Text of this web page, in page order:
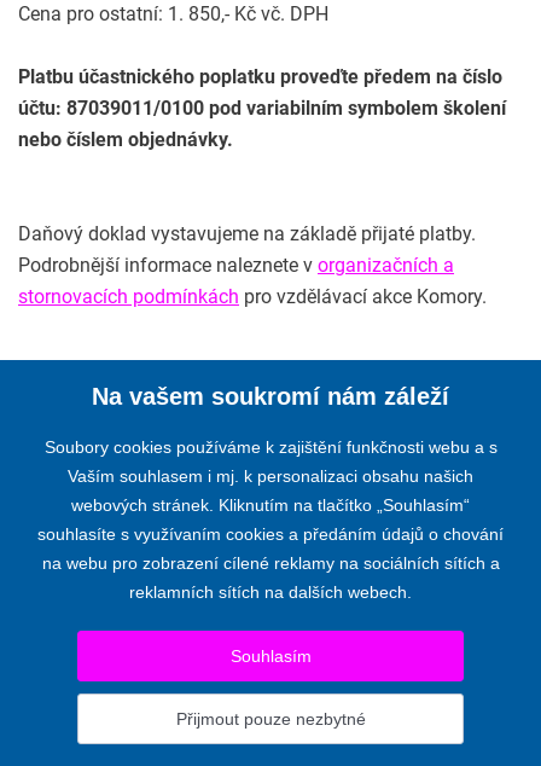
Cena pro ostatní: 1. 850,- Kč vč. DPH
Platbu účastnického poplatku proveďte předem na číslo
účtu: 87039011/0100 pod variabilním symbolem školení
nebo číslem objednávky.
Daňový doklad vystavujeme na základě přijaté platby.
Podrobnější informace naleznete v organizačních a
stornovacích podmínkách pro vzdělávací akce Komory.
KOMORA AUDITORŮ ČESKÉ REPUBLIKY
Opletalova 55, 110 00 PRAHA 1
Telefon:+420 224 222 178,+420 224 212 670
Prohlášení o přístupnosti|Upravit nastavení
Na vašem soukromí nám záleží
Soubory cookies používáme k zajištění funkčnosti webu a s
Vaším souhlasem i mj. k personalizaci obsahu našich
webových stránek. Kliknutím na tlačítko „Souhlasím“
souhlasíte s využívaním cookies a předáním údajů o chování
na webu pro zobrazení cílené reklamy na sociálních sítích a
reklamních sítích na dalších webech.
Souhlasím
Přijmout pouze nezbytné